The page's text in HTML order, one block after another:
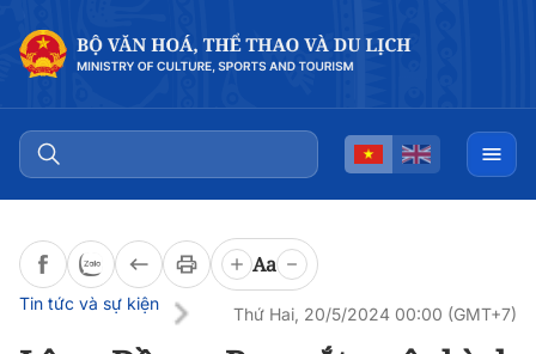
Aa
Tin tức và sự kiện
Thứ Hai, 20/5/2024 00:00 (GMT+7)
Đọc bài